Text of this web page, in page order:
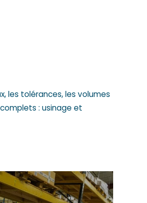
les tolérances, les volumes
: usinage et